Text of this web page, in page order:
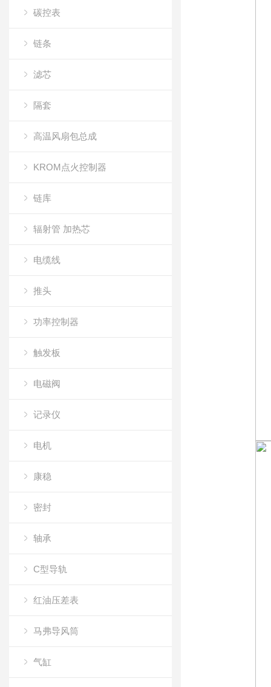
碳控表
链条
滤芯
隔套
高温风扇包总成
KROM点火控制器
链库
辐射管 加热芯
电缆线
推头
功率控制器
触发板
电磁阀
记录仪
电机
康稳
密封
轴承
C型导轨
红油压差表
马弗导风筒
气缸